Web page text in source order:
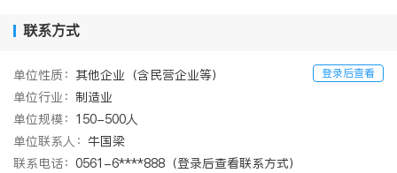
联系方式
登录后查看
单位性质： 其他企业（含民营企业等）
单位行业： 制造业
单位规模： 150-500人
单位联系人： 牛国梁
联系电话： 0561-6****888（登录后查看联系方式）